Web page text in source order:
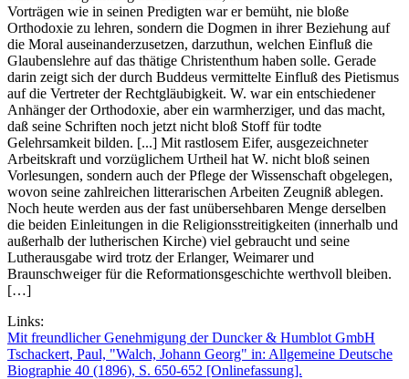
Vorträgen wie in seinen Predigten war er bemüht, nie bloße
Orthodoxie zu lehren, sondern die Dogmen in ihrer Beziehung auf
die Moral auseinanderzusetzen, darzuthun, welchen Einfluß die
Glaubenslehre auf das thätige Christenthum haben solle. Gerade
darin zeigt sich der durch Buddeus vermittelte Einfluß des Pietismus
auf die Vertreter der Rechtgläubigkeit. W. war ein entschiedener
Anhänger der Orthodoxie, aber ein warmherziger, und das macht,
daß seine Schriften noch jetzt nicht bloß Stoff für todte
Gelehrsamkeit bilden. [...] Mit rastlosem Eifer, ausgezeichneter
Arbeitskraft und vorzüglichem Urtheil hat W. nicht bloß seinen
Vorlesungen, sondern auch der Pflege der Wissenschaft obgelegen,
wovon seine zahlreichen litterarischen Arbeiten Zeugniß ablegen.
Noch heute werden aus der fast unübersehbaren Menge derselben
die beiden Einleitungen in die Religionsstreitigkeiten (innerhalb und
außerhalb der lutherischen Kirche) viel gebraucht und seine
Lutherausgabe wird trotz der Erlanger, Weimarer und
Braunschweiger für die Reformationsgeschichte werthvoll bleiben.
[…]
Links:
Mit freundlicher Genehmigung der Duncker & Humblot GmbH
Tschackert, Paul, "Walch, Johann Georg" in: Allgemeine Deutsche
Biographie 40 (1896), S. 650-652 [Onlinefassung].